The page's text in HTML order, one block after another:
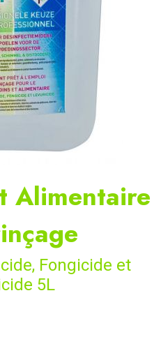
Alimentaire
Fongicide et
5L